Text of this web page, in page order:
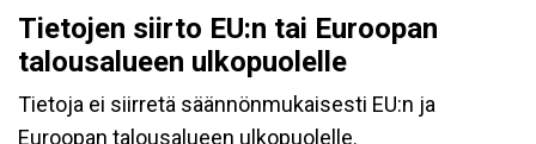
Tietojen siirto EU:n tai Euroopan
talousalueen ulkopuolelle
Tietoja ei siirretä säännönmukaisesti EU:n ja
Euroopan talousalueen ulkopuolelle.